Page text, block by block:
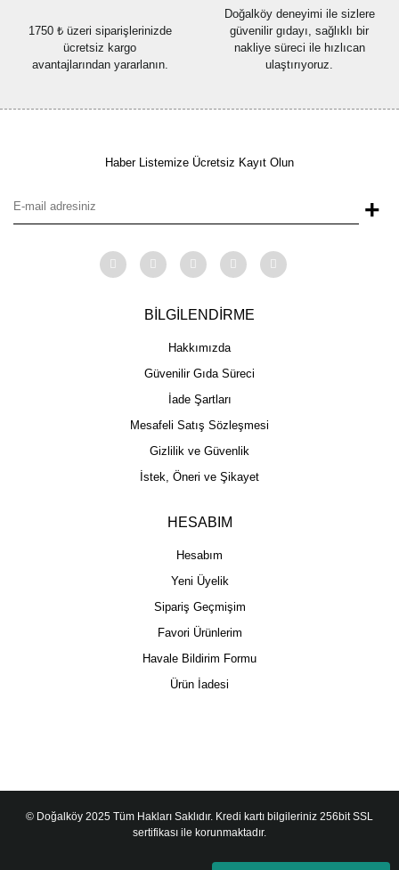
1750 ₺ üzeri siparişlerinizde
ücretsiz kargo
avantajlarından yararlanın.
Doğalköy deneyimi ile sizlere
güvenilir gıdayı, sağlıklı bir
nakliye süreci ile hızlıcan
ulaştırıyoruz.
Haber Listemize Ücretsiz Kayıt Olun
+
BİLGİLENDİRME
Hakkımızda
Güvenilir Gıda Süreci
İade Şartları
Mesafeli Satış Sözleşmesi
Gizlilik ve Güvenlik
İstek, Öneri ve Şikayet
HESABIM
Hesabım
Yeni Üyelik
Sipariş Geçmişim
Favori Ürünlerim
Havale Bildirim Formu
Ürün İadesi
© Doğalköy 2025 Tüm Hakları Saklıdır. Kredi kartı bilgileriniz 256bit SSL
sertifikası ile korunmaktadır.